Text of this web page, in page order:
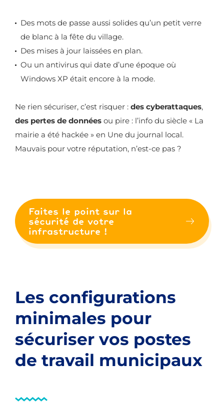
Des mots de passe aussi solides qu’un petit verre
de blanc à la fête du village.
Des mises à jour laissées en plan.
Ou un antivirus qui date d’une époque où
Windows XP était encore à la mode.
Ne rien sécuriser, c’est risquer : des cyberattaques,
des pertes de données ou pire : l’info du siècle « La
mairie a été hackée » en Une du journal local.
Mauvais pour votre réputation, n’est-ce pas ?
Faites le point sur la
sécurité de votre
infrastructure !
Les configurations
minimales pour
sécuriser vos postes
de travail municipaux